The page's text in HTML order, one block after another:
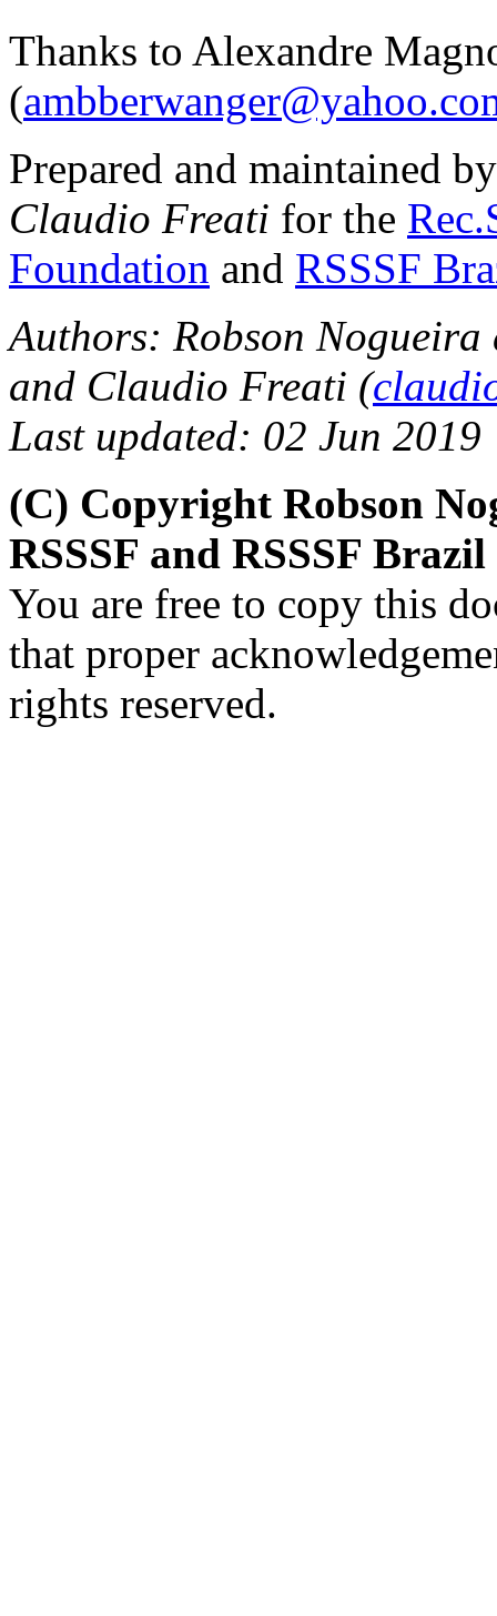
Thanks to Alexandre
(
Prepared and maintained
Claudio Freati for the
Foundation and RSSSF
Authors: Robson Nogueira
and Claudio Freati (
Last updated: 02 Jun 2019
(C) Copyright Robson
RSSSF and RSSSF Brazil
You are free to copy this
that proper
rights reserved.